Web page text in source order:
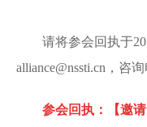
请将参会回执于
alliance@nssti.cn，咨
参会回执：
【邀